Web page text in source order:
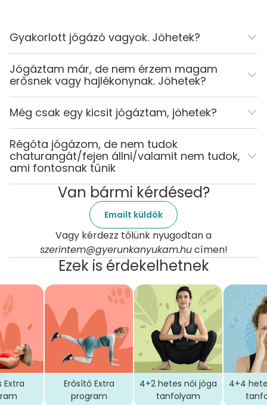
Gyakorlott jógázó vagyok. Jöhetek?
Jógáztam már, de nem érzem magam
erősnek vagy hajlékonynak. Jöhetek?
Még csak egy kicsit jógáztam, jöhetek?
Régóta jógázom, de nem tudok
chaturangát/fejen állni/valamit nem tudok,
ami fontosnak tűnik
Van bármi kérdésed?
Emailt küldök
Vagy kérdezz tőlünk nyugodtan a
szerintem@gyerunkanyukam.hucímen!
Ezek is érdekelhetnek
Extra
Erősítő Extra
program
4+2 hetes női jóga
tanfolyam
4+4